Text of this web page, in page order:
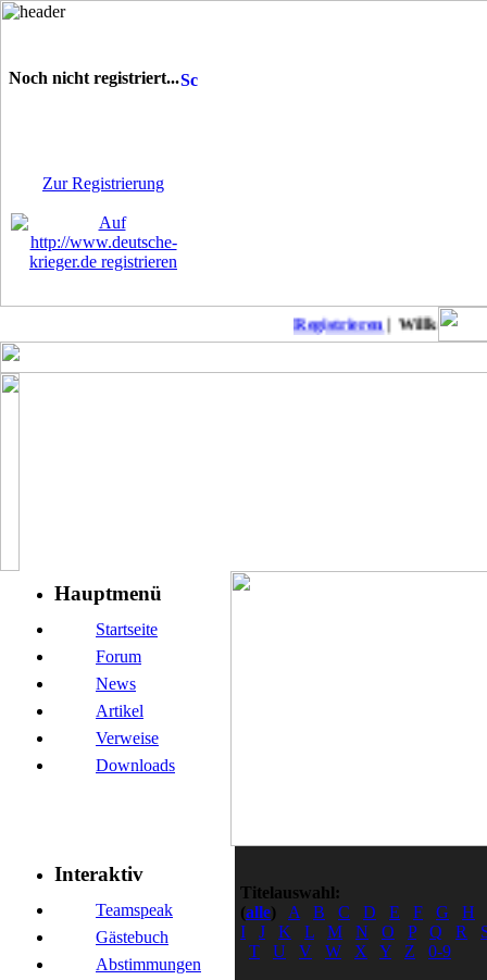
Registrieren| Willkommen
Hauptmenü
Startseite
Forum
News
Artikel
Verweise
Downloads
Interaktiv
Teamspeak
Gästebuch
Abstimmungen
Titelauswahl:
(alle) A B C D E F G
H
I
J K L M N O P Q R
T
U V W X Y Z 0-9
Noch nicht registriert...
Zur Registrierung